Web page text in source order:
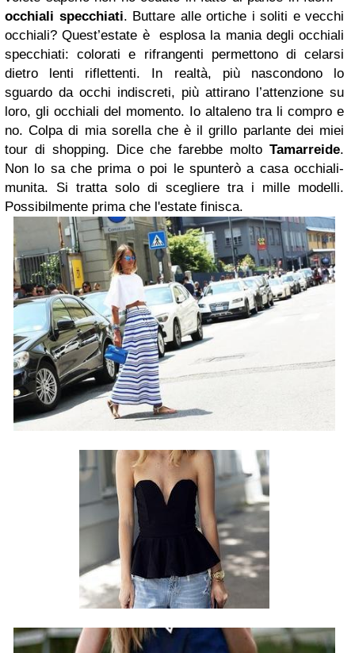
occhiali specchiati. Buttare alle ortiche i soliti e vecchi
occhiali? Quest’estate è esplosa la mania degli occhiali
specchiati: colorati e rifrangenti permettono di celarsi
dietro lenti riflettenti. In realtà, più nascondono lo
sguardo da occhi indiscreti, più attirano l’attenzione su
loro, gli occhiali del momento. Io altaleno tra li compro e
no. Colpa di mia sorella che è il grillo parlante dei miei
tour di shopping. Dice che farebbe molto Tamarreide.
Non lo sa che prima o poi le spunterò a casa occhiali-
munita. Si tratta solo di scegliere tra i mille modelli.
Possibilmente prima che l'estate finisca.